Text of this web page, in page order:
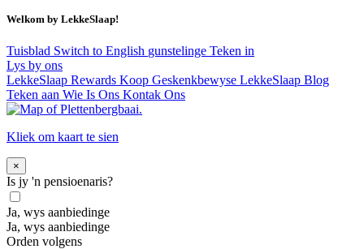
Welkom by LekkeSlaap!
Tuisblad Switch to English gunstelinge Teken in
Lys by ons
LekkeSlaap Rewards Koop Geskenkbewyse LekkeSlaap Blog
Teken aan Wie Is Ons Kontak Ons
Kliek om kaart te sien
×
Is jy 'n pensioenaris?
Ja, wys aanbiedinge
Ja, wys aanbiedinge
Orden volgens